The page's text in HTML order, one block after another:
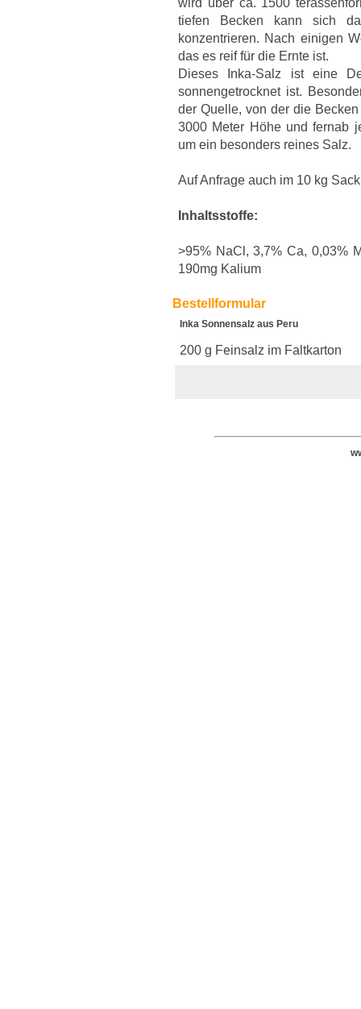
wird über ca. 1500
tiefen Becken kann sich
konzentrieren. Nach einigen
das es reif für die Ernte ist.
Dieses Inka-Salz ist eine
sonnengetrocknet ist.
der Quelle, von der die
3000 Meter Höhe und fernab
um ein besonders reines Salz.
Auf Anfrage auch im 10 kg
Inhaltsstoffe:
>95% NaCl, 3,7% Ca, 0,03%
190mg Kalium
Bestellformular
Inka Sonnensalz aus Peru
200 g Feinsalz im Faltkarton